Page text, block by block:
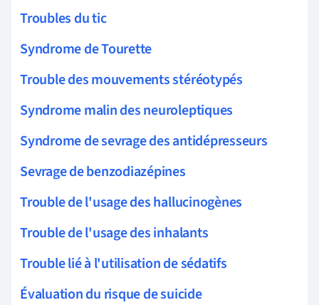
Troubles du tic
Syndrome de Tourette
Trouble des mouvements stéréotypés
Syndrome malin des neuroleptiques
Syndrome de sevrage des antidépresseurs
Sevrage de benzodiazépines
Trouble de l'usage des hallucinogènes
Trouble de l'usage des inhalants
Trouble lié à l'utilisation de sédatifs
Évaluation du risque de suicide